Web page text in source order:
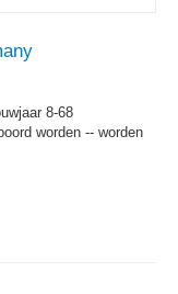
8-68
worden -- worden